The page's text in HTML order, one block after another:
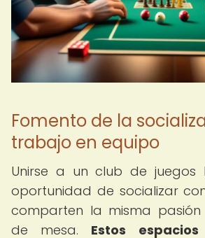
Fomento de la
trabajo en equipo
Unirse a un club de juegos
oportunidad de socializar
comparten la misma
de mesa. Estos